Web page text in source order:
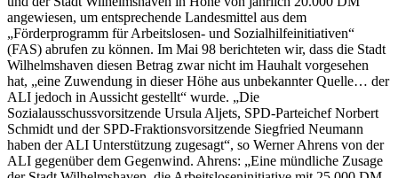
angewiesen, um entsprechende Landesmittel aus dem
„Förderprogramm für Arbeitslosen- und Sozialhilfeinitiativen“
(FAS) abrufen zu können. Im Mai 98 berichteten wir, dass die Stadt
Wilhelmshaven diesen Betrag zwar nicht im Hauhalt vorgesehen
hat, „eine Zuwendung in dieser Höhe aus unbekannter Quelle… der
ALI jedoch in Aussicht gestellt“ wurde. „Die
Sozialausschussvorsitzende Ursula Aljets, SPD-Parteichef Norbert
Schmidt und der SPD-Fraktionsvorsitzende Siegfried Neumann
haben der ALI Unterstützung zugesagt“, so Werner Ahrens von der
ALI gegenüber dem Gegenwind. Ahrens: „Eine mündliche Zusage